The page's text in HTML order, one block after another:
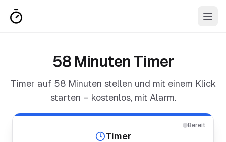
58 Minuten Timer
Timer auf 58 Minuten stellen und mit einem Klick
starten – kostenlos, mit Alarm.
Bereit
Timer